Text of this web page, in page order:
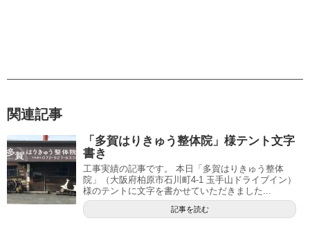
関連記事
「多賀はりきゅう整体院」様テント文字
書き
工事実績の記事です。 本日「多賀はりきゅう整体
院」（大阪府柏原市石川町4-1 玉手山ドライブイン）
様のテントに文字を書かせていただきました...
記事を読む